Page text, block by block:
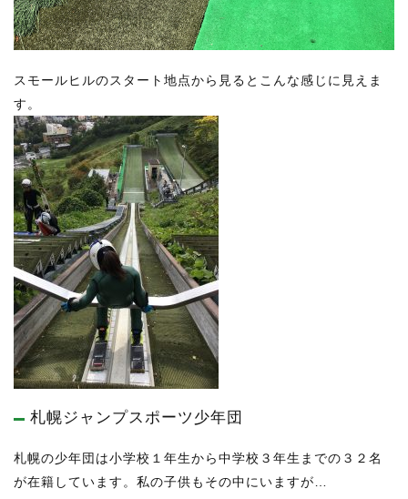
スモールヒルのスタート地点から見るとこんな感じに見えま
す。
札幌ジャンプスポーツ少年団
札幌の少年団は小学校１年生から中学校３年生までの３２名
が在籍しています。私の子供もその中にいますが…